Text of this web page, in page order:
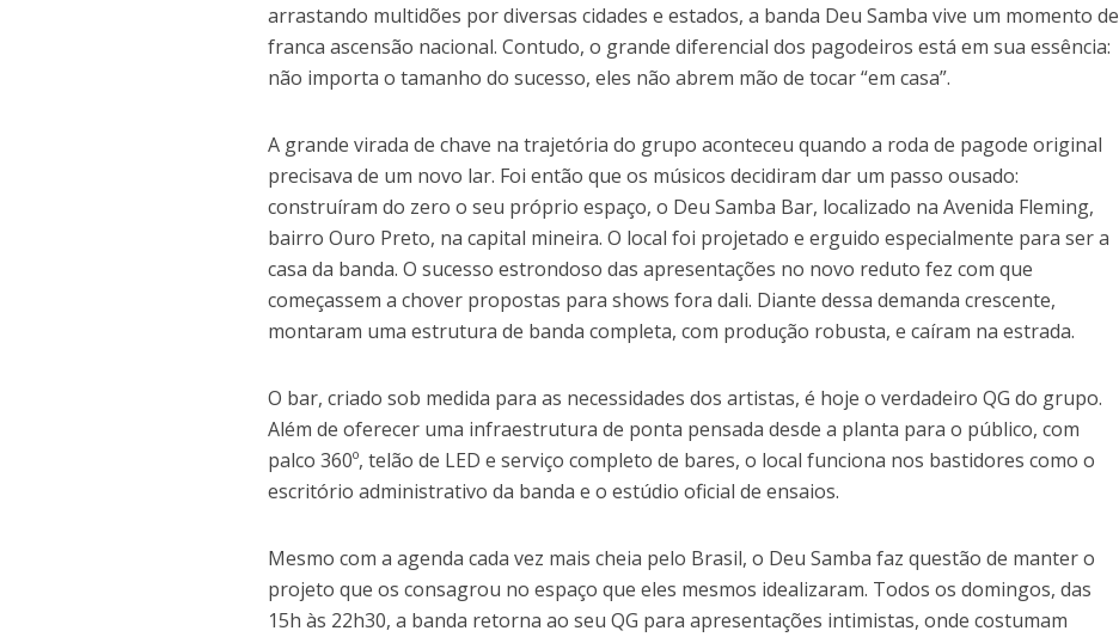
arrastando multidões por diversas cidades e estados, a banda Deu Samba vive um momento de
franca ascensão nacional. Contudo, o grande diferencial dos pagodeiros está em sua essência:
não importa o tamanho do sucesso, eles não abrem mão de tocar “em casa”.
A grande virada de chave na trajetória do grupo aconteceu quando a roda de pagode original
precisava de um novo lar. Foi então que os músicos decidiram dar um passo ousado:
construíram do zero o seu próprio espaço, o Deu Samba Bar, localizado na Avenida Fleming,
bairro Ouro Preto, na capital mineira. O local foi projetado e erguido especialmente para ser a
casa da banda. O sucesso estrondoso das apresentações no novo reduto fez com que
começassem a chover propostas para shows fora dali. Diante dessa demanda crescente,
montaram uma estrutura de banda completa, com produção robusta, e caíram na estrada.
O bar, criado sob medida para as necessidades dos artistas, é hoje o verdadeiro QG do grupo.
Além de oferecer uma infraestrutura de ponta pensada desde a planta para o público, com
palco 360º, telão de LED e serviço completo de bares, o local funciona nos bastidores como o
escritório administrativo da banda e o estúdio oficial de ensaios.
Mesmo com a agenda cada vez mais cheia pelo Brasil, o Deu Samba faz questão de manter o
projeto que os consagrou no espaço que eles mesmos idealizaram. Todos os domingos, das
15h às 22h30, a banda retorna ao seu QG para apresentações intimistas, onde costumam